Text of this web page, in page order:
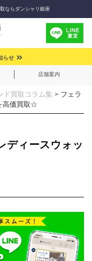
ならダンシャリ銀座
らせ
店舗案内
ド買取コラム集 > フェラ
高価買取☆
ディースウォッ